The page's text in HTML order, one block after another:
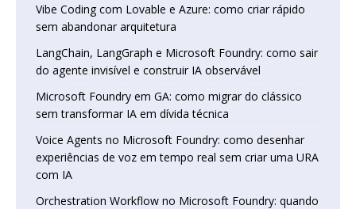
Vibe Coding com Lovable e Azure: como criar rápido
sem abandonar arquitetura
LangChain, LangGraph e Microsoft Foundry: como sair
do agente invisível e construir IA observável
Microsoft Foundry em GA: como migrar do clássico
sem transformar IA em dívida técnica
Voice Agents no Microsoft Foundry: como desenhar
experiências de voz em tempo real sem criar uma URA
com IA
Orchestration Workflow no Microsoft Foundry: quando